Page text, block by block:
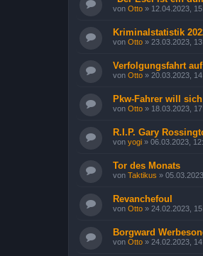
von Otto » 12.04.2023,
Kriminalstatistik
von Otto » 23.03.2023,
Verfolgungsfahrt
von Otto » 20.03.2023,
Pkw-Fahrer will
von Otto » 18.03.2023,
R.I.P. Gary
von yogi » 06.03.2023,
Tor des Monats
von Taktikus »
Revanchefoul
von Otto » 24.02.2023,
Borgward
von Otto » 24.02.2023,